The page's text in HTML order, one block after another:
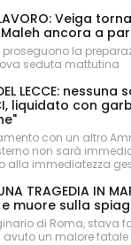
LAVORO: Veiga
Maleh ancora a
proseguono la
seduta mattutina
LECCE:
liquidato con
con un altro
non sarà
alla immediatezza
TRAGEDIA IN
muore sulla
di Roma, stava
un malore fatale